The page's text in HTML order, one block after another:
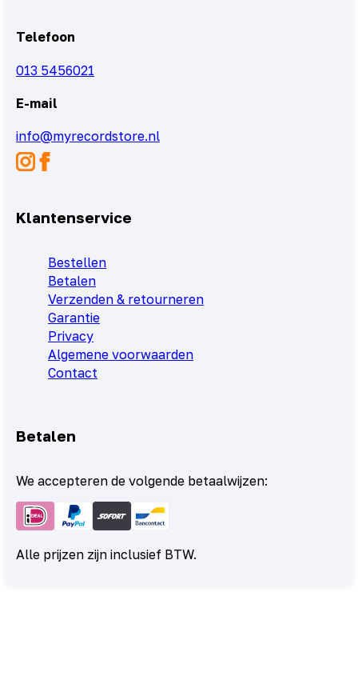
Telefoon
013 5456021
E-mail
info@myrecordstore.nl
Klantenservice
Bestellen
Betalen
Verzenden & retourneren
Garantie
Privacy
Algemene voorwaarden
Contact
Betalen
We accepteren de volgende betaalwijzen:
Alle prijzen zijn inclusief BTW.